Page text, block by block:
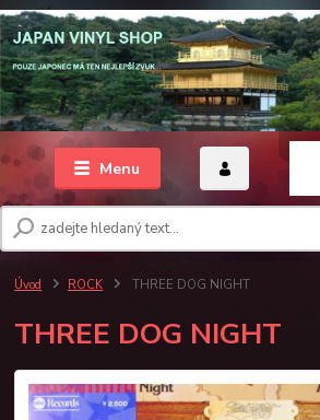
Menu
Úvod ROCK THREE DOG NIGHT
THREE DOG NIGHT